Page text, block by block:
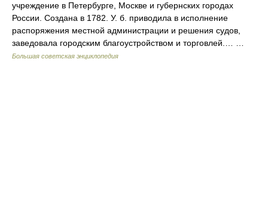
учреждение в Петербурге, Москве и губернских городах
России. Создана в 1782. У. б. приводила в исполнение
распоряжения местной администрации и решения судов,
заведовала городским благоустройством и торговлей.… …
Большая советская энциклопедия